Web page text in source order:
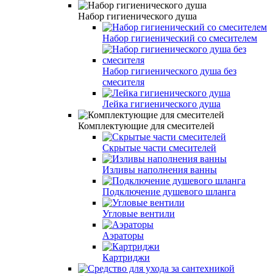
Набор гигиенического душа
Набор гигиенический со смесителем
Набор гигиенического душа без
смесителя
Лейка гигиенического душа
Комплектующие для смесителей
Скрытые части смесителей
Изливы наполнения ванны
Подключение душевого шланга
Угловые вентили
Аэраторы
Картриджи